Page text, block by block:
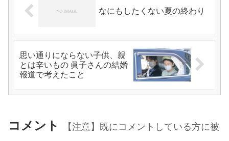
なにもしたくない夏の終わり
思い通りにならない子供、親
とは辛いもの 眞子さんの結婚
報道で考えたこと
コメント
【注意】既にコメントしている方に被